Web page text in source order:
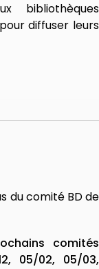
bibliothèques
diffuser leurs
du comité BD de
comités
05/02, 05/03,